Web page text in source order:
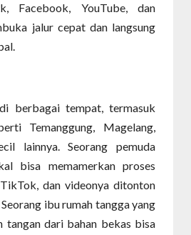
Facebook, YouTube, dan
jalur cepat dan langsung
berbagai tempat, termasuk
Temanggung, Magelang,
lainnya. Seorang pemuda
bisa memamerkan proses
dan videonya ditonton
ibu rumah tangga yang
tangan dari bahan bekas bisa